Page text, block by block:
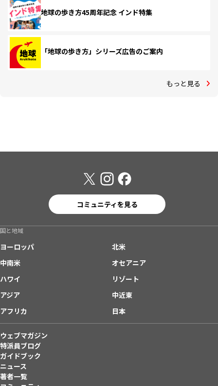
地球の歩き方45周年記念 インド特集
「地球の歩き方」シリーズ広告のご案内
もっと見る
コミュニティを見る
国と地域
ヨーロッパ
北米
中南米
オセアニア
ハワイ
リゾート
アジア
中近東
アフリカ
日本
ウェブマガジン
特派員ブログ
ガイドブック
ニュース
著者一覧